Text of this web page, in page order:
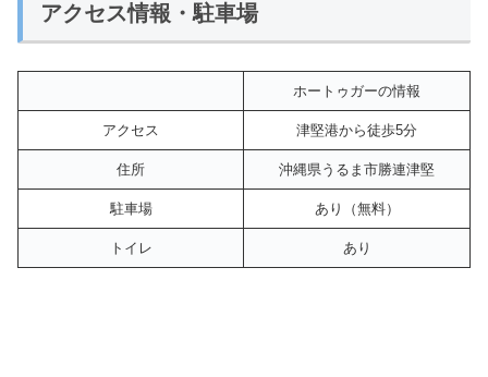
アクセス情報・駐車場
ホートゥガーの情報
アクセス 津堅港から徒歩5分
住所 沖縄県うるま市勝連津堅
駐車場 あり（無料）
トイレ あり